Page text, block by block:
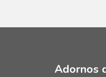
Adornos